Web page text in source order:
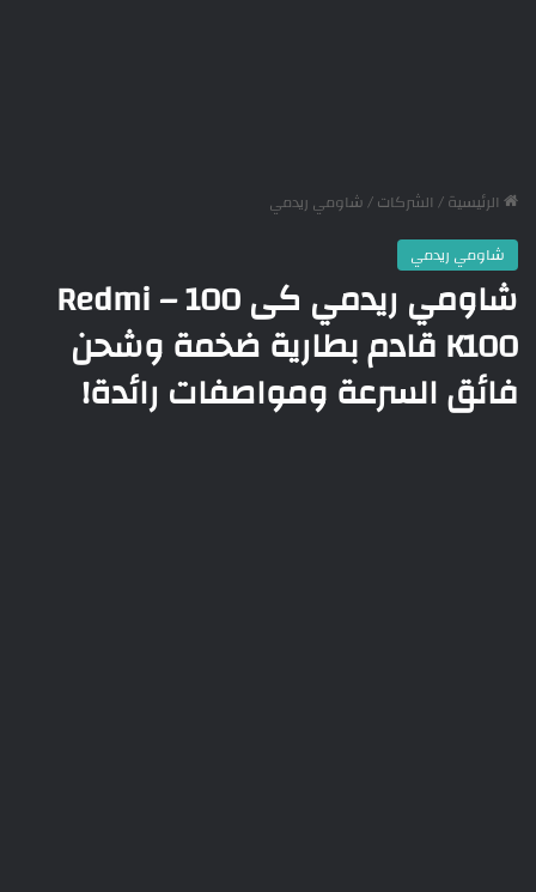
الرئيسية/ الشركات/شاومي ريدمي
شاومي ريدمي
شاومي ريدمي كى 100 – Redmi
K100 قادم بطارية ضخمة وشحن
فائق السرعة ومواصفات رائدة!